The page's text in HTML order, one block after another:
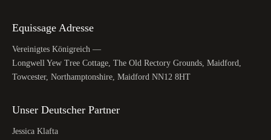
Equissage Adresse
Vereinigtes Königreich —
Longwell Yew Tree Cottage, The Old Rectory Grounds, Maidford,
Towcester, Northamptonshire, Maidford NN12 8HT
Unser Deutscher Partner
Jessica Klafta